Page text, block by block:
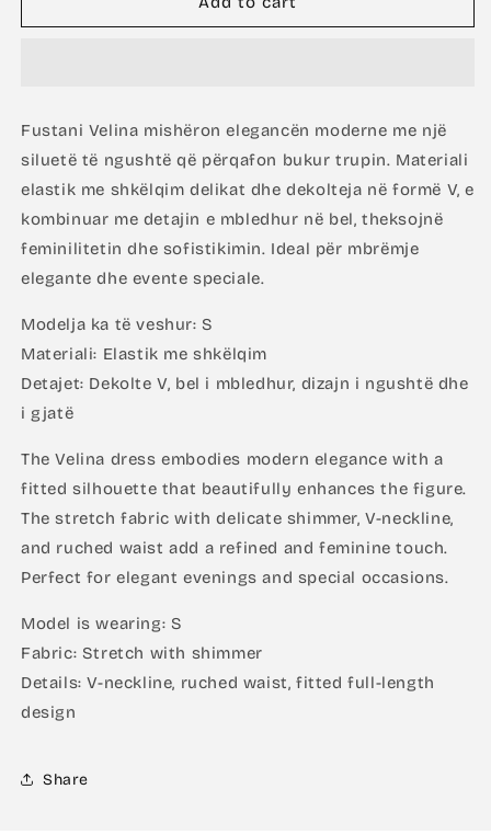
In
In
Fustani Velina mishëron elegancën moderne me një
siluetë të ngushtë që përqafon bukur trupin. Materiali
elastik me shkëlqim delikat dhe dekolteja në formë V, e
kombinuar me detajin e mbledhur në bel, theksojnë
feminilitetin dhe sofistikimin. Ideal për mbrëmje
elegante dhe evente speciale.
Modelja ka të veshur: S
Materiali: Elastik me shkëlqim
Detajet: Dekolte V, bel i mbledhur, dizajn i ngushtë dhe
i gjatë
The Velina dress embodies modern elegance with a
fitted silhouette that beautifully enhances the figure.
The stretch fabric with delicate shimmer, V-neckline,
and ruched waist add a refined and feminine touch.
Perfect for elegant evenings and special occasions.
Model is wearing: S
Fabric: Stretch with shimmer
Details: V-neckline, ruched waist, fitted full-length
design
Share